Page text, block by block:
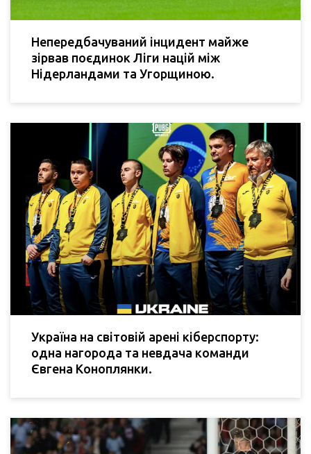
Непередбачуваний інцидент майже
зірвав поєдинок Ліги націй між
Нідерландами та Угорщиною.
Україна на світовій арені кіберспорту:
одна нагорода та невдача команди
Євгена Коноплянки.